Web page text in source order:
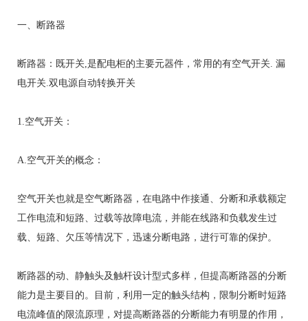
一、断路器
断路器：既开关,是配电柜的主要元器件，常用的有空气开关. 漏
电开关.双电源自动转换开关
1.空气开关：
A.空气开关的概念：
空气开关也就是空气断路器，在电路中作接通、分断和承载额定
工作电流和短路、过载等故障电流，并能在线路和负载发生过
载、短路、欠压等情况下，迅速分断电路，进行可靠的保护。
断路器的动、静触头及触杆设计型式多样，但提高断路器的分断
能力是主要目的。目前，利用一定的触头结构，限制分断时短路
电流峰值的限流原理，对提高断路器的分断能力有明显的作用，